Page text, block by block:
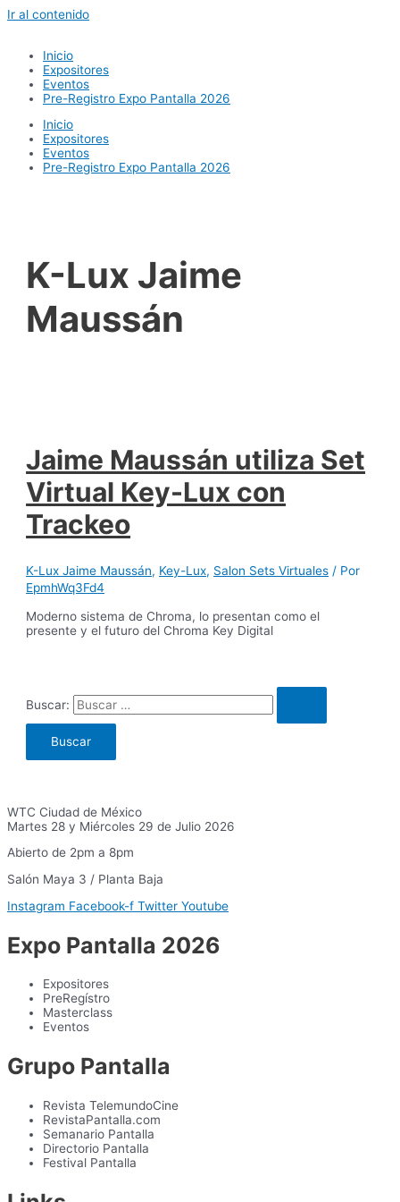
Ir al contenido
Inicio
Expositores
Eventos
Pre-Registro Expo Pantalla 2026
Inicio
Expositores
Eventos
Pre-Registro Expo Pantalla 2026
K-Lux Jaime
Maussán
Jaime Maussán utiliza Set
Virtual Key-Lux con
Trackeo
K-Lux Jaime Maussán, Key-Lux, Salon Sets Virtuales / Por
EpmhWq3Fd4
Moderno sistema de Chroma, lo presentan como el
presente y el futuro del Chroma Key Digital
Buscar:
WTC Ciudad de México
Martes 28 y Miércoles 29 de Julio 2026
Abierto de 2pm a 8pm
Salón Maya 3 / Planta Baja
Instagram Facebook-f Twitter Youtube
Expo Pantalla 2026
Expositores
PreRegístro
Masterclass
Eventos
Grupo Pantalla
Revista TelemundoCine
RevistaPantalla.com
Semanario Pantalla
Directorio Pantalla
Festival Pantalla